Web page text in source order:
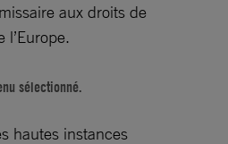
aux droits de
l’Europe.
sélectionné.
hautes instances